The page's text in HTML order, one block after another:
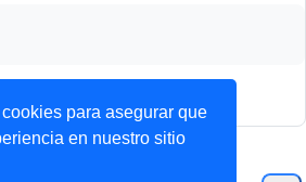
para asegurar que
en nuestro sitio
ForoClub 2025
| Condiciones